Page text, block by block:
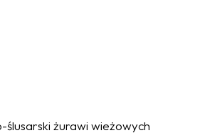
żurawi wieżowych